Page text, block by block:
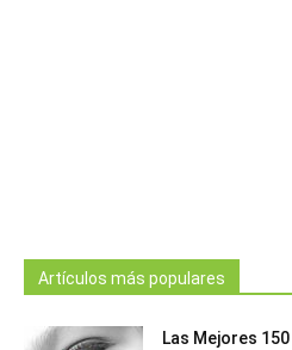
Artículos más populares
Las Mejores 150